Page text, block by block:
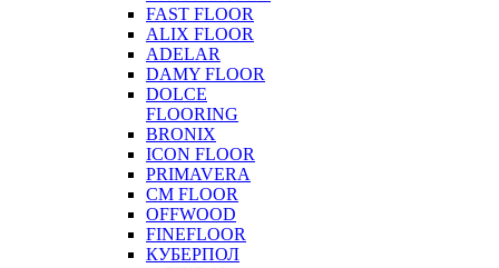
FAST FLOOR
ALIX FLOOR
ADELAR
DAMY FLOOR
DOLCE
FLOORING
BRONIX
ICON FLOOR
PRIMAVERA
CM FLOOR
OFFWOOD
FINEFLOOR
КУБЕРПОЛ